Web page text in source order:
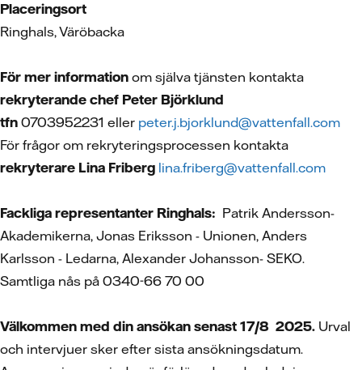
Placeringsort
Ringhals, Väröbacka
För mer information om själva tjänsten kontakta
rekryterande chef Peter Björklund
tfn 0703952231 eller peter.j.bjorklund@vattenfall.com
För frågor om rekryteringsprocessen kontakta
rekryterare Lina Friberg lina.friberg@vattenfall.com
Fackliga representanter Ringhals: Patrik Andersson-
Akademikerna, Jonas Eriksson - Unionen, Anders
Karlsson - Ledarna, Alexander Johansson- SEKO.
Samtliga nås på 0340-66 70 00
Välkommen med din ansökan senast 17/8 2025. Urval
och intervjuer sker efter sista ansökningsdatum.